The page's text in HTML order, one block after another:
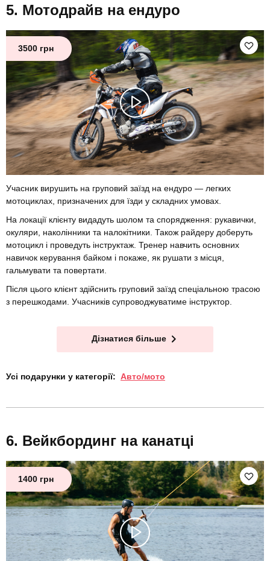
Мотодрайв на ендуро
3500 грн
Учасник вирушить на груповий заїзд на ендуро — легких
мотоциклах, призначених для їзди у складних умовах.
На локації клієнту видадуть шолом та спорядження: рукавички,
окуляри, наколінники та налокітники. Також райдеру доберуть
мотоцикл і проведуть інструктаж. Тренер навчить основних
навичок керування байком і покаже, як рушати з місця,
гальмувати та повертати.
Після цього клієнт здійснить груповий заїзд спеціальною трасою
з перешкодами. Учасників супроводжуватиме інструктор.
Дізнатися більше
Усі подарунки у категорії: Авто/мото
Вейкбординг на канатці
1400 грн